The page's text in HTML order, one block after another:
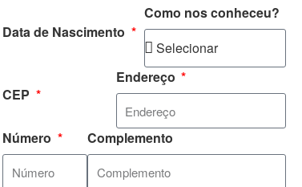
Data de Nascimento
Como nos conheceu?
CEP
Endereço
Número Complemento